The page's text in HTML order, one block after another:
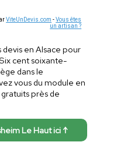
ViteUnDevis.com -Vous êtes
un artisan ?
en Alsace pour
cent soixante-
dans le
vous du module en
près de
Le Haut ici ↑